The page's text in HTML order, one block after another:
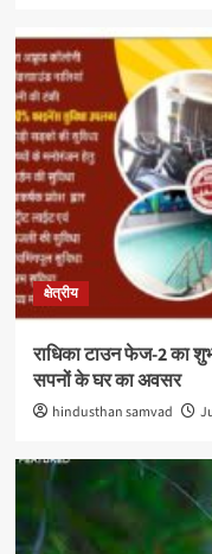
क्षेत्रीय
राधिका टाउन फेज-2 का
सपनों के घर का अवसर
hindusthan samvad